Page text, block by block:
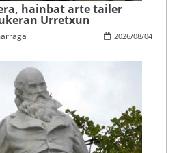
hainbat arte tailer
Urretxun
2026/08/04